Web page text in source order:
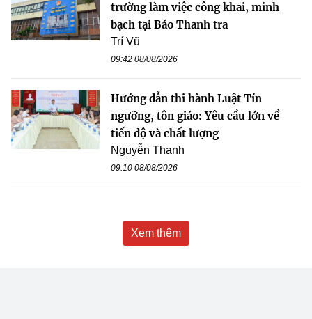
trường làm việc công khai, minh
bạch tại Báo Thanh tra
Trí Vũ
09:42 08/08/2026
Hướng dẫn thi hành Luật Tín
ngưỡng, tôn giáo: Yêu cầu lớn về
tiến độ và chất lượng
Nguyễn Thanh
09:10 08/08/2026
Xem thêm